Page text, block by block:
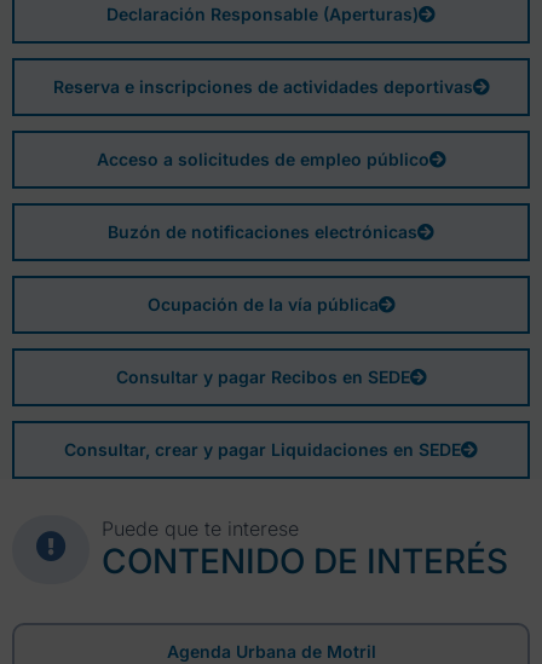
Declaración Responsable (Aperturas)
Reserva e inscripciones de actividades deportivas
Acceso a solicitudes de empleo público
Buzón de notificaciones electrónicas
Ocupación de la vía pública
Consultar y pagar Recibos en SEDE
Consultar, crear y pagar Liquidaciones en SEDE
Puede que te interese
CONTENIDO DE INTERÉS
Agenda Urbana de Motril